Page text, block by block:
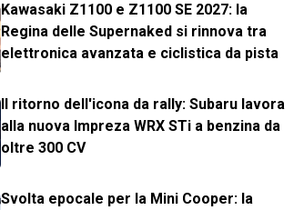
Kawasaki Z1100 e Z1100 SE 2027: la
Regina delle Supernaked si rinnova tra
elettronica avanzata e ciclistica da pista
Il ritorno dell'icona da rally: Subaru lavora
alla nuova Impreza WRX STi a benzina da
oltre 300 CV
Svolta epocale per la Mini Cooper: la